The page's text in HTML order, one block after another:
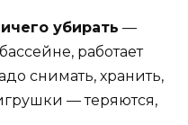
убирать —
работает
снимать, хранить,
— теряются,